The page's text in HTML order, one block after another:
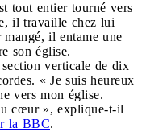
tout entier tourné vers
il travaille chez lui
il entame une
son église.
section verticale de dix
« Je suis heureux
vers mon église.
cœur », explique-t-il
la BBC.